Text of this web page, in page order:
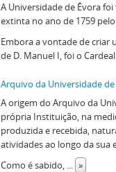
A Universidade de Évora
extinta no ano de 1759
Embora a vontade de criar
de D. Manuel I, foi o
Arquivo da Universidade
A origem do Arquivo da
própria Instituição, na
produzida e recebida,
atividades ao longo da sua
Como é sabido, ... »